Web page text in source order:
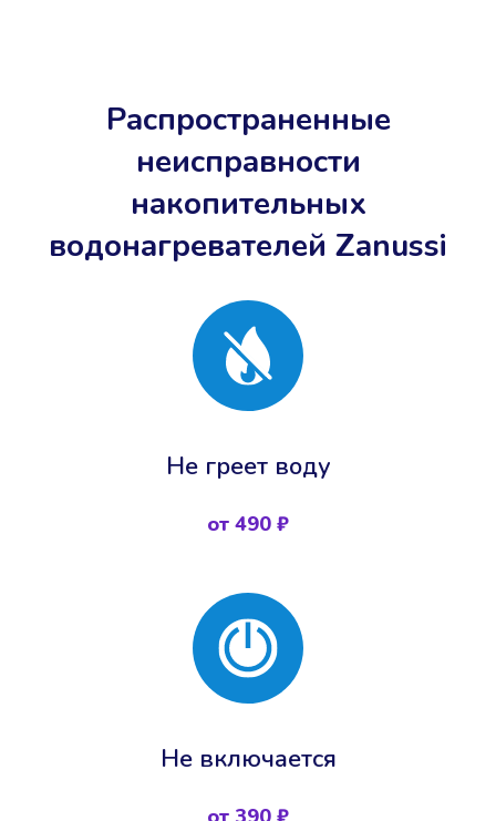
Распространенные
неисправности
накопительных
водонагревателей Zanussi
Не греет воду
от 490 ₽
Не включается